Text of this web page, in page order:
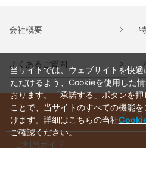
会社概要
よくあるご質問
ご利用ガイド
当サイトでは、ウェブサイトを快
ただけるよう、Cookieを使用した
おります。「承諾する」ボタンを
ことで、当サイトのすべての機能
けます。詳細はこちらの当社
ご確認ください。